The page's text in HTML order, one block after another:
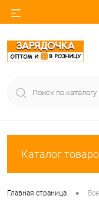
Каталог
Главная страница •